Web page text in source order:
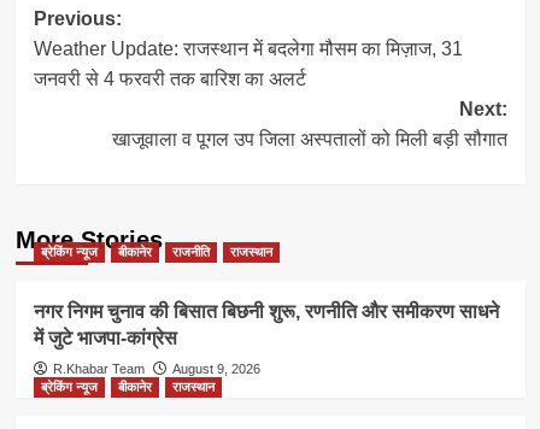
Post
navigation
Previous:
Weather Update: राजस्थान में बदलेगा मौसम का मिज़ाज, 31
जनवरी से 4 फरवरी तक बारिश का अलर्ट
Next:
खाजूवाला व पूगल उप जिला अस्पतालों को मिली बड़ी सौगात
More Stories
ब्रेकिंग न्यूज बीकानेर राजनीति राजस्थान
नगर निगम चुनाव की बिसात बिछनी शुरू, रणनीति और समीकरण साधने
में जुटे भाजपा-कांग्रेस
R.Khabar Team
August 9, 2026
ब्रेकिंग न्यूज
बीकानेर राजस्थान